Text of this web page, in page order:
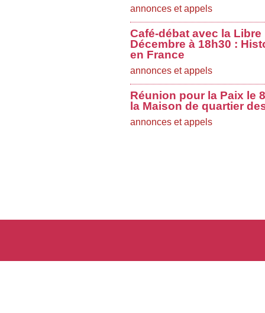
annonces et appels
Café-débat avec la Libre
Décembre à 18h30 :
en France
annonces et appels
Réunion pour la Paix le
la Maison de quartier
annonces et appels